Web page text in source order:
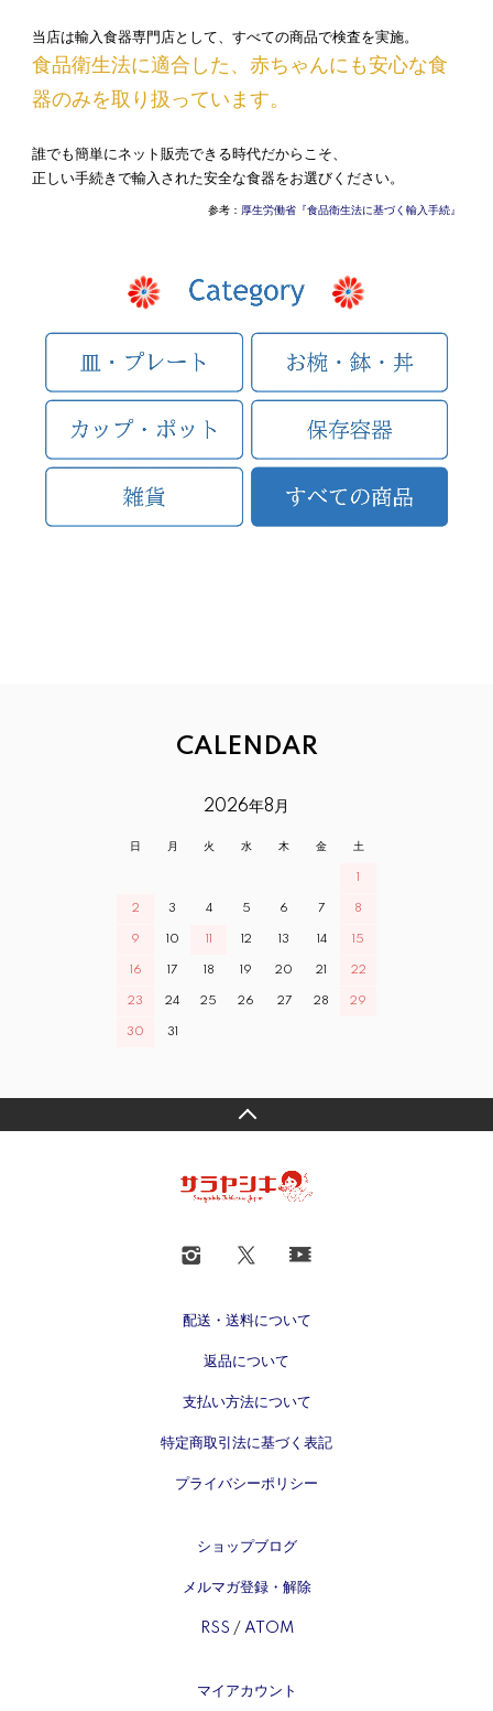
当店は輸入食器専門店として、すべての商品で検査を実施。
食品衛生法に適合した、赤ちゃんにも安心な食
器のみを取り扱っています。
誰でも簡単にネット販売できる時代だからこそ、
正しい手続きで輸入された安全な食器をお選びください。
参考： 厚生労働省『食品衛生法に基づく輸入手続』
CALENDAR
2026年8月
日 月 火 水 木 金 土
2 3 4 5 6 7 8
9 10 12 13 14 15
16 17 18 19 20 21 22
23 24 25 26 27 28 29
30 31
配送・送料について
返品について
支払い方法について
特定商取引法に基づく表記
プライバシーポリシー
ショップブログ
メルマガ登録・解除
RSS / ATOM
マイアカウント